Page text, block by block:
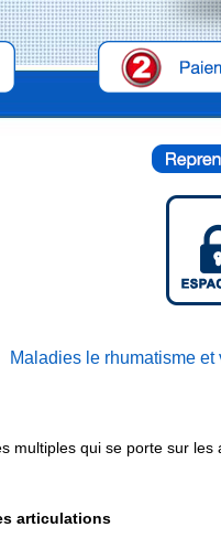
Maladies le rhumatisme
multiples qui se porte sur les
articulations